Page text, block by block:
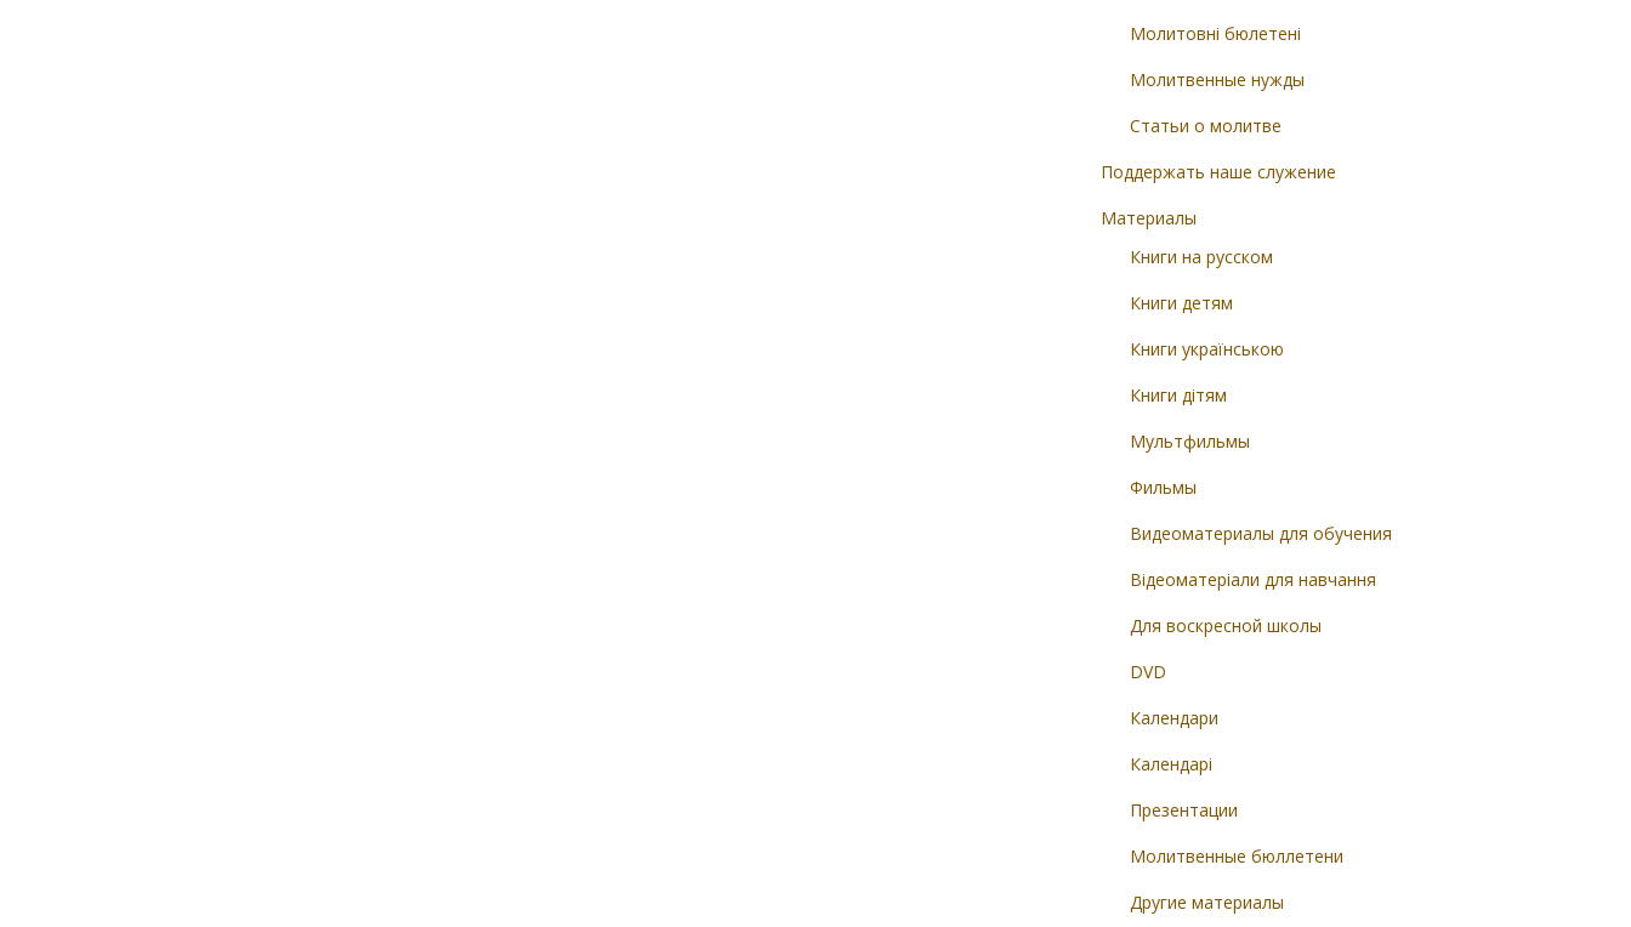
Молитовні бюлетені
Молитвенные нужды
Статьи о молитве
Поддержать наше служение
Материалы
Книги на русском
Книги детям
Книги українською
Книги дітям
Мультфильмы
Фильмы
Видеоматериалы для обучения
Відеоматеріали для навчання
Для воскресной школы
DVD
Календари
Календарі
Презентации
Молитвенные бюллетени
Другие материалы